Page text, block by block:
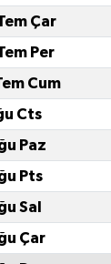
Çar
Per
Cum
Cts
Paz
Pts
Sal
Çar